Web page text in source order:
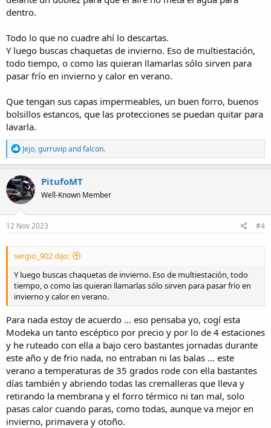
dentro.
Todo lo que no cuadre ahí lo descartas.
Y luego buscas chaquetas de invierno. Eso de multiestación,
todo tiempo, o como las quieran llamarlas sólo sirven para
pasar frío en invierno y calor en verano.
Que tengan sus capas impermeables, un buen forro, buenos
bolsillos estancos, que las protecciones se puedan quitar para
lavarla.
R
e
a
c
t
i
o
n
s
Jejo,gurruvipandfalcon.
PitufoMT
Well-Known Member
12 Nov 2023 #4
sergio_902 dijo:
Y luego buscas chaquetas de invierno. Eso de multiestación, todo
tiempo, o como las quieran llamarlas sólo sirven para pasar frío en
invierno y calor en verano.
Para nada estoy de acuerdo ... eso pensaba yo, cogí esta
Modeka un tanto escéptico por precio y por lo de 4 estaciones
y he ruteado con ella a bajo cero bastantes jornadas durante
este año y de frio nada, no entraban ni las balas ... este
verano a temperaturas de 35 grados rode con ella bastantes
días también y abriendo todas las cremalleras que lleva y
retirando la membrana y el forro térmico ni tan mal, solo
pasas calor cuando paras, como todas, aunque va mejor en
invierno, primavera y otoño.